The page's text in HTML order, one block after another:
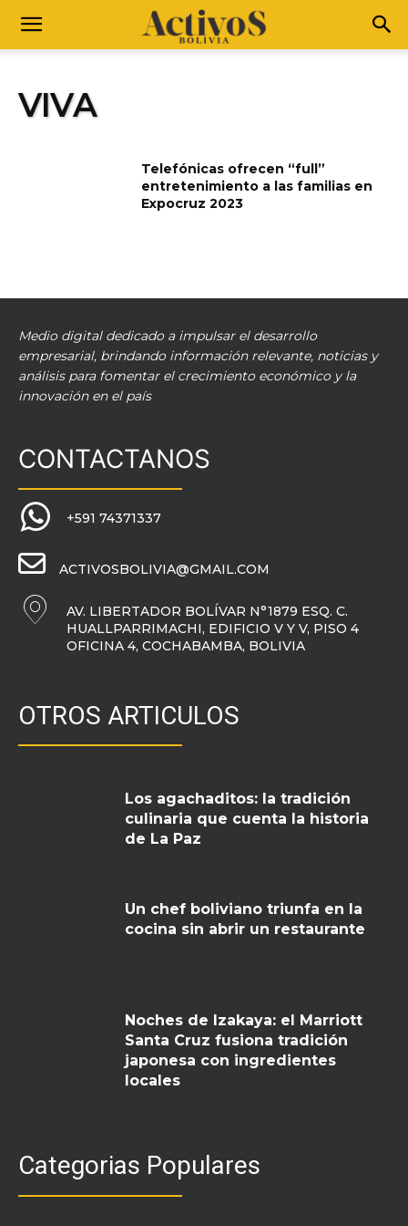
VIVA
Telefónicas ofrecen “full”
entretenimiento a las familias en
Expocruz 2023
Medio digital dedicado a impulsar el desarrollo
empresarial, brindando información relevante, noticias y
análisis para fomentar el crecimiento económico y la
innovación en el país
CONTACTANOS
+591 74371337
ACTIVOSBOLIVIA@GMAIL.COM
AV. LIBERTADOR BOLÍVAR N°1879 ESQ. C.
HUALLPARRIMACHI, EDIFICIO V Y V, PISO 4
OFICINA 4, COCHABAMBA, BOLIVIA
OTROS ARTICULOS
Los agachaditos: la tradición
culinaria que cuenta la historia
de La Paz
Un chef boliviano triunfa en la
cocina sin abrir un restaurante
Noches de Izakaya: el Marriott
Santa Cruz fusiona tradición
japonesa con ingredientes
locales
Categorias Populares